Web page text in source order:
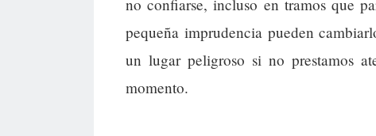
no confiarse, incluso en tramos que
pequeña imprudencia pueden
un lugar peligroso si no prestamos
momento.